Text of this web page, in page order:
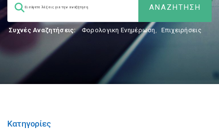
Συχνές Αναζητήσεις: Φορολογικη Ενημέρωση, Επιχειρήσεις
Κατηγορίες